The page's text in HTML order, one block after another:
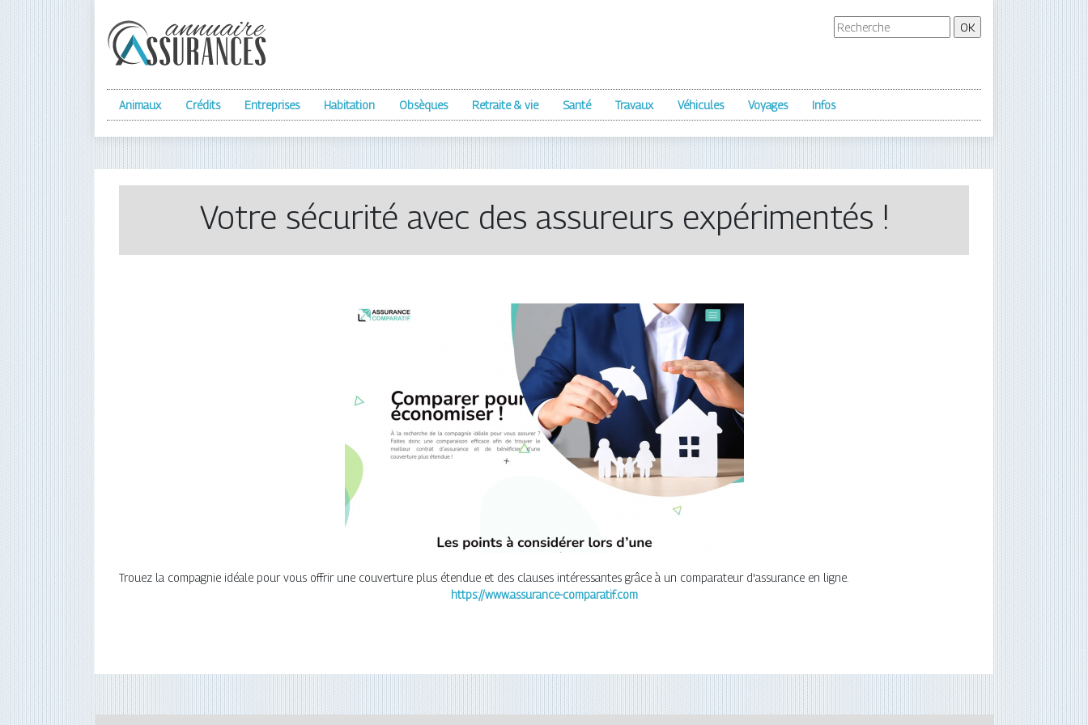
Animaux Crédits Entreprises Habitation Obsèques Retraite & vie Santé Travaux Véhicules Voyages Infos
Votre sécurité avec des assureurs expérimentés !
Trouez la compagnie idéale pour vous offrir une couverture plus étendue et des clauses intéressantes grâce à un comparateur d'assurance en ligne.
https://www.assurance-comparatif.com